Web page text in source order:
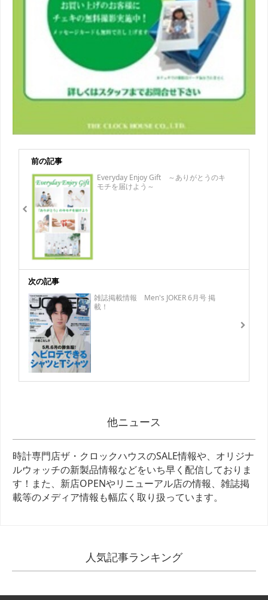
前の記事
Everyday Enjoy Gift ～ありがとうのキ
モチを届けよう～
次の記事
雑誌掲載情報 Men's JOKER 6月号 掲
載！
他ニュース
時計専門店ザ・クロックハウスのSALE情報や、オリジナ
ルウォッチの新製品情報などをいち早く配信しておりま
す！また、新店OPENやリニューアル店の情報、雑誌掲
載等のメディア情報も幅広く取り扱っています。
人気記事ランキング